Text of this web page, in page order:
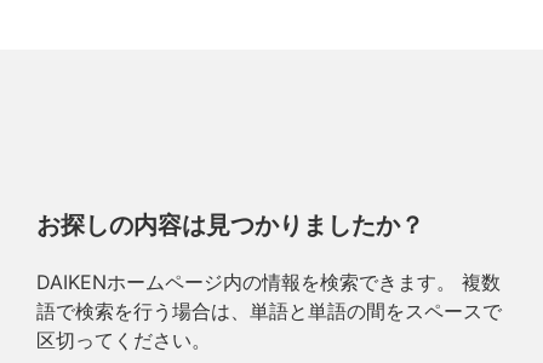
お探しの内容は見つかりましたか？
DAIKENホームページ内の情報を検索できます。 複数
語で検索を行う場合は、単語と単語の間をスペースで
区切ってください。